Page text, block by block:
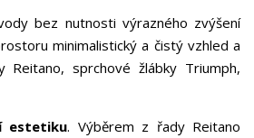
bez nutnosti výrazného zvýšení
minimalistický a čistý vzhled a
Reitano, sprchové žlábky Triumph,
estetiku. Výběrem z řady Reitano